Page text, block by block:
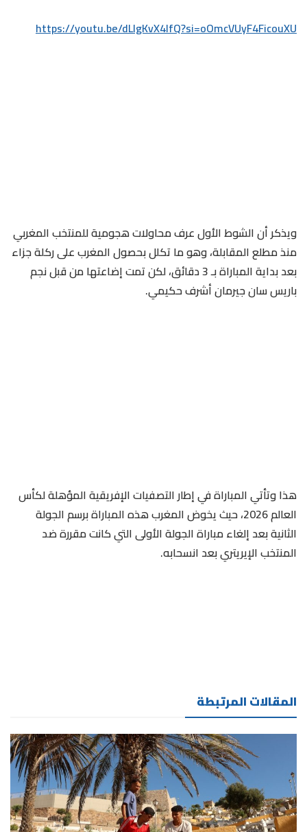
https://youtu.be/dLIgKvX4lfQ?si=oOmcVUyF4FicouXU
ويذكر أن الشوط الأول عرف محاولات هجومية للمنتخب المغربي
منذ مطلع المقابلة، وهو ما تكلل بحصول المغرب على ركلة جزاء
بعد بداية المباراة بـ 3 دقائق، لكن تمت إضاعتها من قبل نجم
باريس سان جيرمان أشرف حكيمي.
هذا وتأتي المباراة في إطار التصفيات الإفريقية المؤهلة لكأس
العالم 2026، حيث يخوض المغرب هذه المباراة برسم الجولة
الثانية بعد إلغاء مباراة الجولة الأولى التي كانت مقررة ضد
المنتخب الإيريتري بعد انسحابه.
المقالات المرتبطة